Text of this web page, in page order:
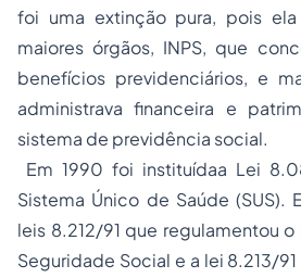
foi uma extinção pura, pois
maiores órgãos, INPS, que
benefícios previdenciários, e
administrava financeira e
sistema de previdência social.
Em 1990 foi instituídaa Lei
Sistema Único de Saúde (SUS).
leis 8.212/91 que regulamentou
Seguridade Social e a lei 8.213/